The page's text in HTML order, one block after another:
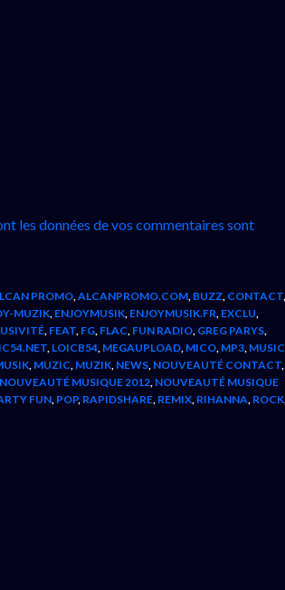
les données de vos commentaires sont
PROMO ALCANPROMO.COM BUZZ CONTACT
MUZIK ENJOYMUSIK ENJOYMUSIK.FR EXCLU
FEAT FG FLAC FUN RADIO GREG PARYS
LOICB54 MEGAUPLOAD MICO MP3 MUSIC
MUZIC MUZIK NEWS NOUVEAUTÉ CONTACT
NOUVEAUTÉ MUSIQUE 2012 NOUVEAUTÉ MUSIQUE
FUN POP, RAPIDSHARE REMIX RIHANNA ROCK